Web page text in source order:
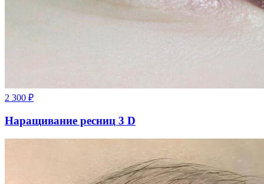
2 300 ₽
Наращивание ресниц 3 D